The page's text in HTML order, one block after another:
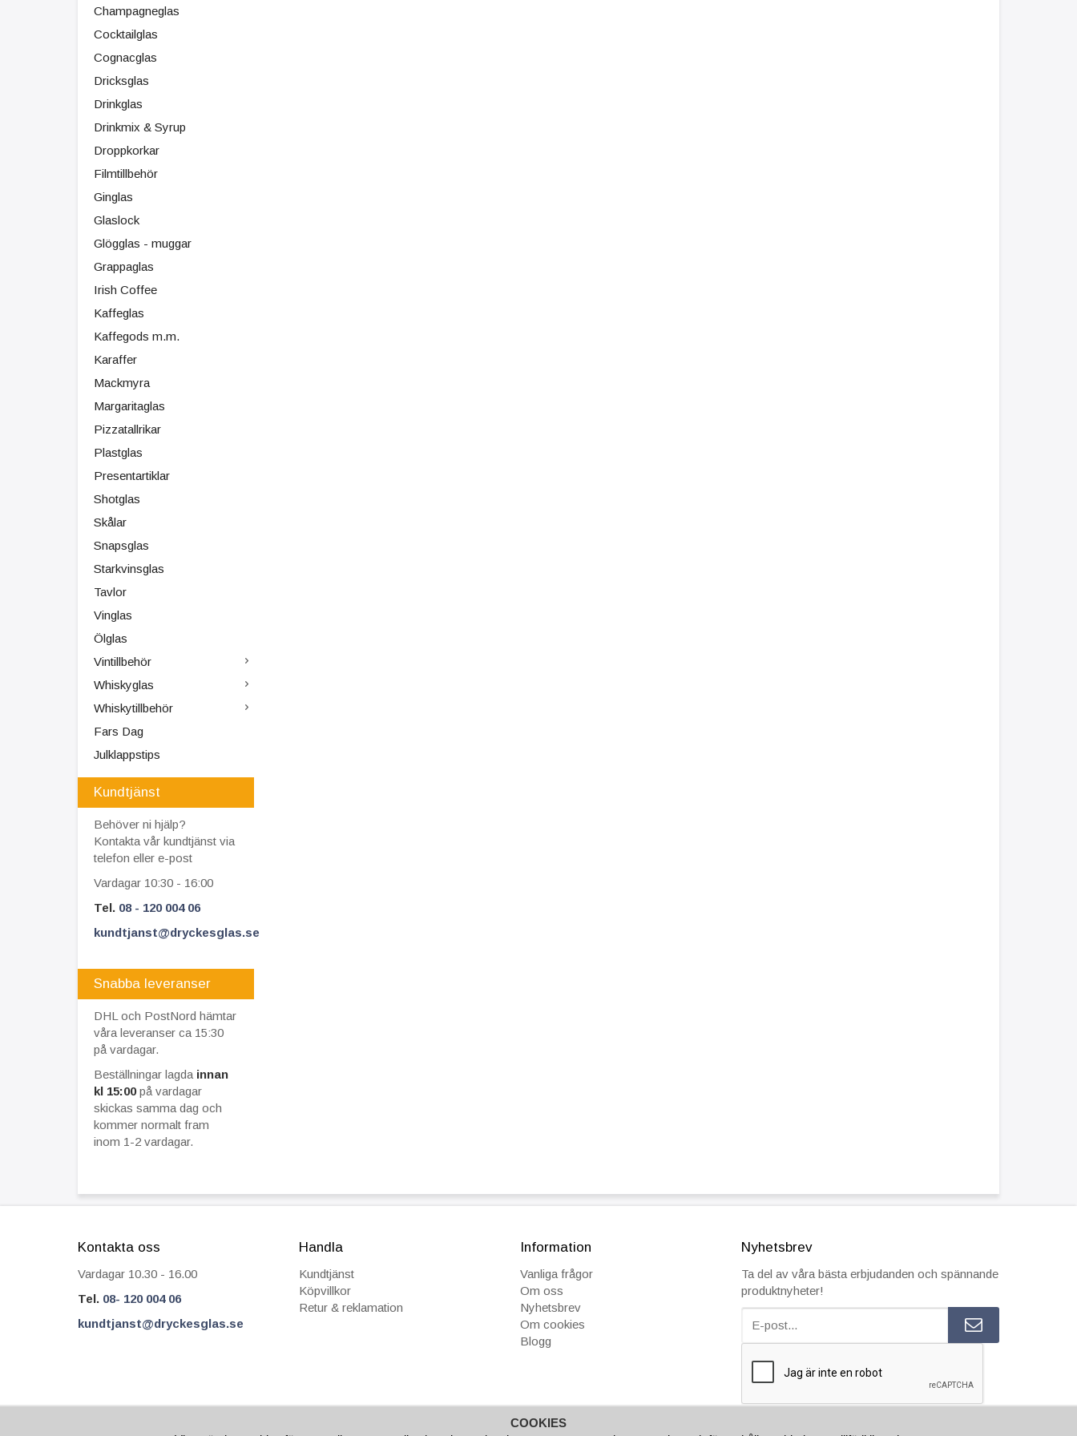
Champagneglas
Cocktailglas
Cognacglas
Dricksglas
Drinkglas
Drinkmix & Syrup
Droppkorkar
Filmtillbehör
Ginglas
Glaslock
Glögglas - muggar
Grappaglas
Irish Coffee
Kaffeglas
Kaffegods m.m.
Karaffer
Mackmyra
Margaritaglas
Pizzatallrikar
Plastglas
Presentartiklar
Shotglas
Skålar
Snapsglas
Starkvinsglas
Tavlor
Vinglas
Ölglas
Vintillbehör
Whiskyglas
Whiskytillbehör
Fars Dag
Julklappstips
Kundtjänst
Behöver ni hjälp?
Kontakta vår kundtjänst via
telefon eller e-post
Vardagar 10:30 - 16:00
Tel. 08 - 120 004 06
kundtjanst@dryckesglas.se
Snabba leveranser
DHL och PostNord hämtar
våra leveranser ca 15:30
på vardagar.
Beställningar lagda innan
kl 15:00på vardagar
skickas samma dag och
kommer normalt fram
inom 1-2 vardagar.
Kontakta oss
Vardagar 10.30 - 16.00
Tel. 08- 120 004 06
kundtjanst@dryckesglas.se
Handla
Kundtjänst
Köpvillkor
Retur & reklamation
Information
Vanliga frågor
Om oss
Nyhetsbrev
Om cookies
Blogg
Nyhetsbrev
Ta del av våra bästa erbjudanden och spännande
produktnyheter!
FAKTURA/AVBETALNING SNABBA LEVERANSER
COOKIES